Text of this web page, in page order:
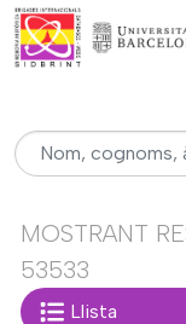
MOSTRANT
53533
Llista